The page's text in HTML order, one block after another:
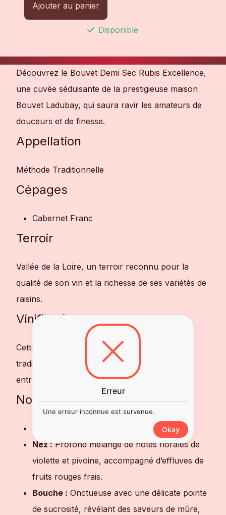
Ajouter au panier
Disponible
Découvrez le Bouvet Demi Sec Rubis Excellence,
une cuvée séduisante de la prestigieuse maison
Bouvet Ladubay, qui saura ravir les amateurs de
douceurs et de finesse.
Appellation
Méthode Traditionnelle
Cépages
Cabernet Franc
Terroir
Vallée de la Loire, un terroir reconnu pour la
qualité de son vin et la richesse de ses variétés de
raisins.
Vinification
Cette cuvée est réalisée selon la méthode
traditionnelle, offrant ainsi un équilibre parfait
entre effervescence et caractère.
Notes de dégustation
Nez :Profond mélange de notes florales de
violette et pivoine, accompagné d’effluves de
fruits rouges frais.
Bouche : Onctueuse avec une délicate pointe
de sucrosité, révélant des saveurs de mûre,
Erreur
Une erreur inconnue est survenue.
Okay